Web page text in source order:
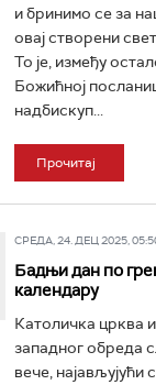
и бринимо се за
овај створени
То је, између
Божићној
надбискуп...
Прочитај
СРЕДА, 24. ДЕЦ 2025,
Бадњи дан по
календару
Католичка црква
западног обреда
вече,